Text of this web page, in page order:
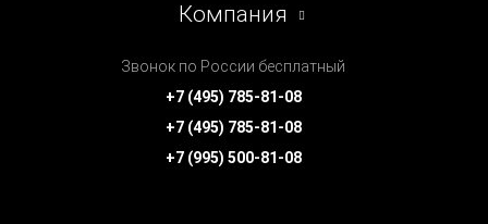
Компания
Звонок по России бесплатный
+7 (495) 785-81-08
+7 (495) 785-81-08
+7 (995) 500-81-08